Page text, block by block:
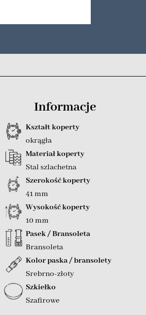
Informacje
Kształt koperty
okrągła
Materiał koperty
Stal szlachetna
Szerokość koperty
41 mm
Wysokość koperty
10 mm
Pasek / Bransoleta
Bransoleta
Kolor paska / bransolety
Srebrno-złoty
Szkiełko
Szafirowe